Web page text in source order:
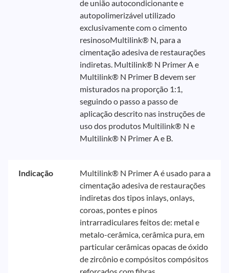
de união autocondicionante e
autopolimerizável utilizado
exclusivamente com o cimento
resinosoMultilink® N, para a
cimentação adesiva de restaurações
indiretas. Multilink® N Primer A e
Multilink® N Primer B devem ser
misturados na proporção 1:1,
seguindo o passo a passo de
aplicação descrito nas instruções de
uso dos produtos Multilink® N e
Multilink® N Primer A e B.
Indicação
Multilink® N Primer A é usado para a
cimentação adesiva de restaurações
indiretas dos tipos inlays, onlays,
coroas, pontes e pinos
intrarradiculares feitos de: metal e
metalo-cerâmica, cerâmica pura, em
particular cerâmicas opacas de óxido
de zircônio e compósitos compósitos